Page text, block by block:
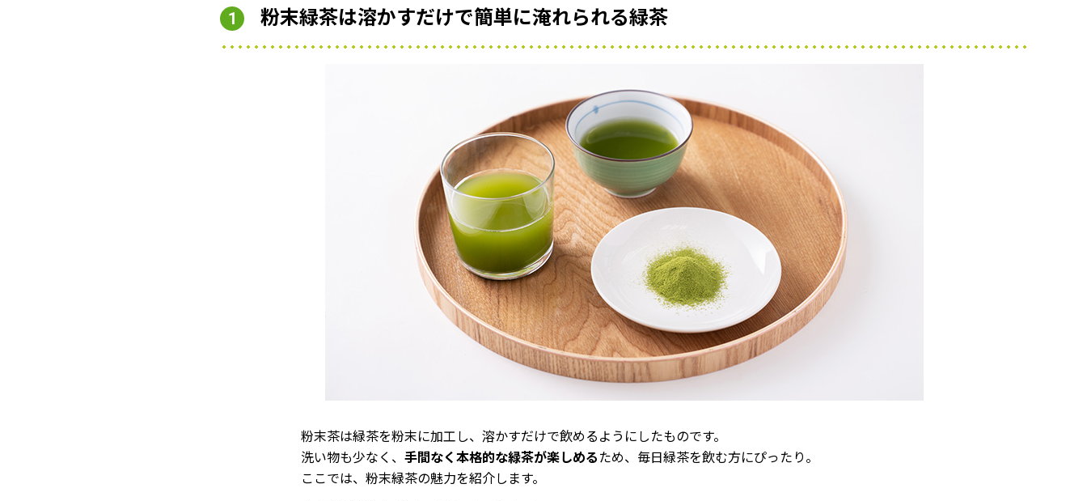
1 粉末緑茶は溶かすだけで簡単に淹れられる緑茶
粉末茶は緑茶を粉末に加工し、溶かすだけで飲めるようにしたものです。
洗い物も少なく、 手間なく本格的な緑茶が楽しめるため、毎日緑茶を飲む方にぴったり。
ここでは、粉末緑茶の魅力を紹介します。